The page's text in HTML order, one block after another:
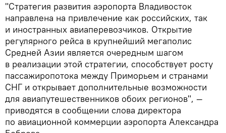
"Стратегия развития аэропорта Владивосток
направлена на привлечение как российских, так
и иностранных авиаперевозчиков. Открытие
регулярного рейса в крупнейший мегаполис
Средней Азии является очередным шагом
в реализации этой стратегии, способствует росту
пассажиропотока между Приморьем и странами
СНГ и открывает дополнительные возможности
для авиапутешественников обоих регионов", —
приводятся в сообщении слова директора
по авиационной коммерции аэропорта Александра